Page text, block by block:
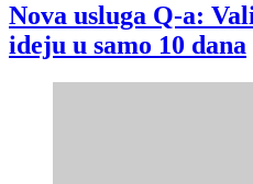
Nova usluga Q-a:
ideju u samo 10 dana